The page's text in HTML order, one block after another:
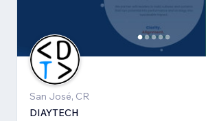
San José, CR
DIAYTECH